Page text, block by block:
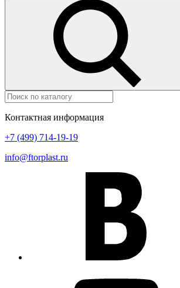
Контактная информация
+7 (499) 714-19-19
info@ftorplast.ru